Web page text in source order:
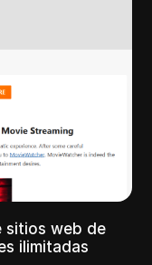
sitios web de
ilimitadas